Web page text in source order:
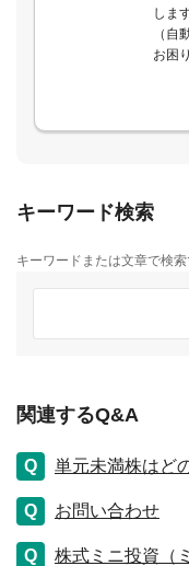
しま
（自
お困
キーワード検索
キーワードまたは文章で検
関連するQ&A
単元未満株はど
お問い合わせ
株式ミニ投資（